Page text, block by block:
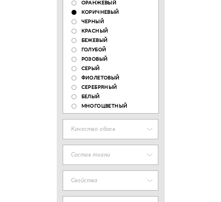
ОРАНЖЕВЫЙ
КОРИЧНЕВЫЙ
ЧЕРНЫЙ
КРАСНЫЙ
БЕЖЕВЫЙ
ГОЛУБОЙ
РОЗОВЫЙ
СЕРЫЙ
ФИОЛЕТОВЫЙ
СЕРЕБРЯНЫЙ
БЕЛЫЙ
МНОГОЦВЕТНЫЙ
Качество обоев
Состав ткани
Свойства